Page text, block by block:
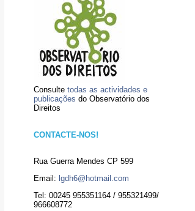
Consulte todas as actividades e
publicações do Observatório dos
Direitos
CONTACTE-NOS!
Rua Guerra Mendes CP 599
Email: lgdh6@hotmail.com
Tel: 00245 955351164 / 955321499/
966608772